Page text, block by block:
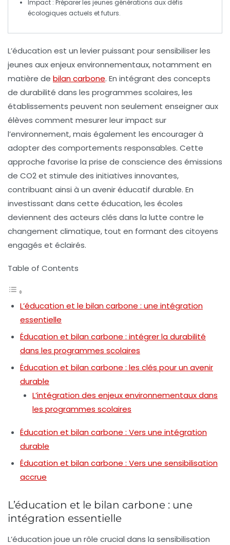
Impact : Préparer les jeunes générations aux défis
écologiques actuels et futurs.
L’éducation est un levier puissant pour sensibiliser les
jeunes aux enjeux environnementaux, notamment en
matière de bilan carbone. En intégrant des concepts
de durabilité dans les programmes scolaires, les
établissements peuvent non seulement enseigner aux
élèves comment mesurer leur impact sur
l’environnement, mais également les encourager à
adopter des comportements responsables. Cette
approche favorise la prise de conscience des émissions
de CO2et stimule des initiatives innovantes,
contribuant ainsi à un avenir éducatif durable. En
investissant dans cette éducation, les écoles
deviennent des acteurs clés dans la lutte contre le
changement climatique, tout en formant des citoyens
engagés et éclairés.
Table of Contents
L’éducation et le bilan carbone : une intégration
essentielle
Éducation et bilan carbone : intégrer la durabilité
dans les programmes scolaires
Éducation et bilan carbone : les clés pour un avenir
durable
L’intégration des enjeux environnementaux dans
les programmes scolaires
Éducation et bilan carbone : Vers une intégration
durable
Éducation et bilan carbone : Vers une sensibilisation
accrue
L’éducation et le bilan carbone : une
intégration essentielle
L’éducation joue un rôle crucial dans la sensibilisation